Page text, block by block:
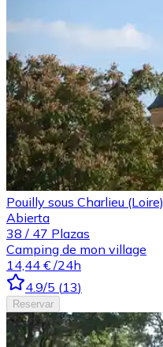
Pouilly sous Charlieu (Loire)
Abierta
38 / 47 Plazas
Camping de mon village
14,44 € /24h
4.9/5 (13)
Reservar